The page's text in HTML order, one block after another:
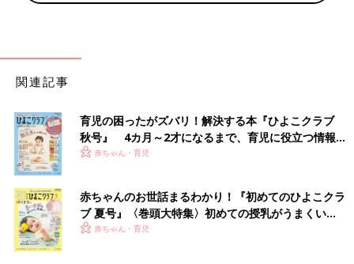
入れる。コンソメも入れる。温まったらおわり」
くらい牛乳入れても美味しいです。すぐなくなります」
すが、基本的には、温めた牛乳に、お酢かレモン汁を入れて固
め，クッキングペーパーでこすだけ。カッテージチーズみたいな
味わいです。鰹節と醤油をかけて食べると、めっちゃ美味しいで
す。わさび醤油でも！」
「ベーコン（ハムでも）を炒め、白菜を細切りにしたのをいれ
て、水を少し。
そのあとチキンコンソメ、牛乳をいれてプラックペッパーで味を
整えてできあがり！」
関連記事
育児の困ったがズバリ！解決する本『ひよこクラブ
秋号』 4カ月～2才になるまで、育児に役立つ情報が
いっぱい！
赤ちゃん・育児
赤ちゃんのお世話まるわかり！『初めてのひよこクラ
ブ 夏号』〈巻頭大特集〉初めての授乳がうまくい
く！ おっぱい・ミルクの基本と夏のトラブル 解決テ
赤ちゃん・育児